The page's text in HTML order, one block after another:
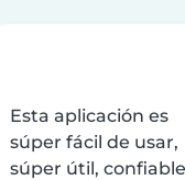
Esta aplicación es
súper fácil de usar,
súper útil,